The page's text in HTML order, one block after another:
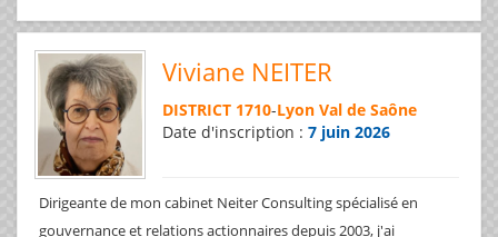
Viviane NEITER
DISTRICT 1710-Lyon Val de Saône
Date d'inscription : 7 juin 2026
Dirigeante de mon cabinet Neiter Consulting spécialisé en
gouvernance et relations actionnaires depuis 2003, j'ai